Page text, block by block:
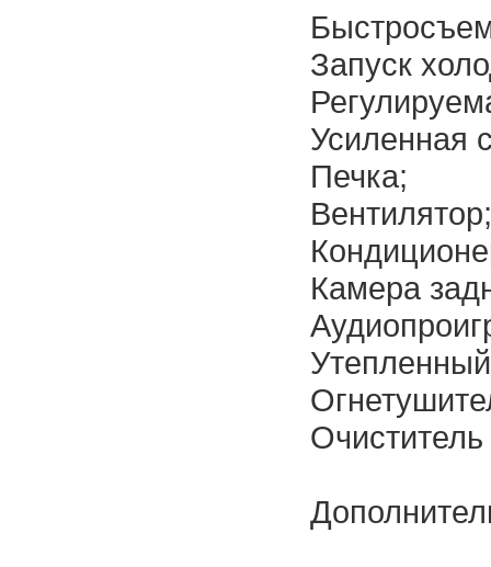
Запуск
Усиленная
Печка;
Вентилятор;
Камера